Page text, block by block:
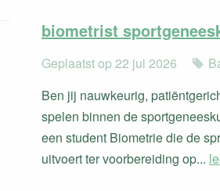
biometrist
Geplaatst op 22 jul 2026
Ben jij nauwkeurig,
spelen binnen de
een student Biometrie die de
uitvoert ter voorbereiding op...